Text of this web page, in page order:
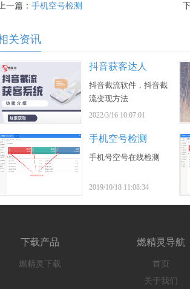
上一篇： 手机空号检测
关资讯
抖音获客达人
抖音截流软件，抖音截
流变现方法
2022/3/16 10:07:01
手机空号检测
手机号空号在线检测
2019/10/18 11:08:34
下载产品
燃精灵下载
燃精灵导航
首页
关于我们